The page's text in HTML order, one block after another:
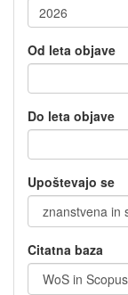
Od leta objave
Do leta objave
Upoštevajo se
Citatna baza